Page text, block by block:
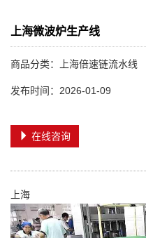
上海微波炉生产线
商品分类：上海倍速链流水线
发布时间：2026-01-09
在线咨询
上海